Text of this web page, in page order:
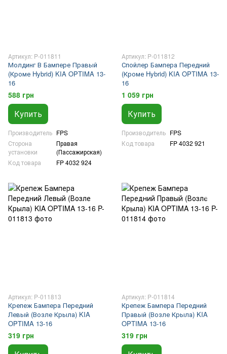
Артикул: P-011811
Молдинг В Бампере Правый
(Кроме Hybrid) KIA OPTIMA 13-
16
588 грн
Купить
Производитель FPS
Сторона
установки
Правая
(Пассажирская)
Код товара
FP 4032 924
Артикул: P-011812
Спойлер Бампера Передний
(Кроме Hybrid) KIA OPTIMA 13-
16
1 059 грн
Купить
Производитель FPS
Код товара
FP 4032 921
Артикул: P-011813
Крепеж Бампера Передний
Левый (Возле Крыла) KIA
OPTIMA 13-16
319 грн
Артикул: P-011814
Крепеж Бампера Передний
Правый (Возле Крыла) KIA
OPTIMA 13-16
319 грн